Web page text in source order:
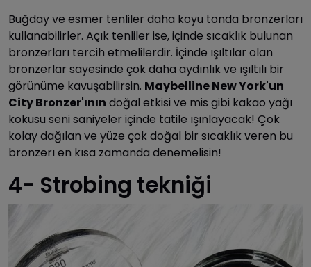
Buğday ve esmer tenliler daha koyu tonda bronzerları
kullanabilirler. Açık tenliler ise, içinde sıcaklık bulunan
bronzerları tercih etmelilerdir. İçinde ışıltılar olan
bronzerlar sayesinde çok daha aydınlık ve ışıltılı bir
görünüme kavuşabilirsin. Maybelline New York'un
City Bronzer'ının doğal etkisi ve mis gibi kakao yağı
kokusu seni saniyeler içinde tatile ışınlayacak! Çok
kolay dağılan ve yüze çok doğal bir sıcaklık veren bu
bronzerı en kısa zamanda denemelisin!
4- Strobing tekniği